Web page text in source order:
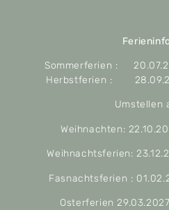
Sommerferien :
Herbstferien :
Umstellen
Weihnachten:
Weihnachtsferien:
Fasnachtsferien :
Osterferien